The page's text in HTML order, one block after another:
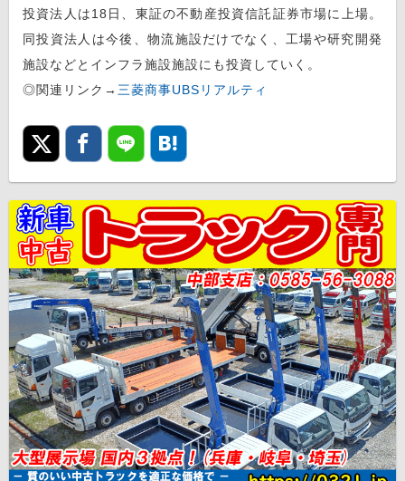
投資法人は18日、東証の不動産投資信託証券市場に上場。
同投資法人は今後、物流施設だけでなく、工場や研究開発
施設などとインフラ施設施設にも投資していく。
◎関連リンク→ 三菱商事UBSリアルティ